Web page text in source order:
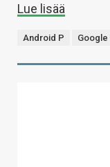
Lue lisää
Android P Google